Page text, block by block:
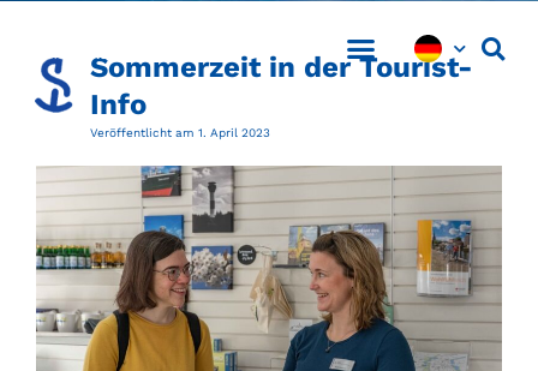
Sommerzeit in der Tourist-
Info
Veröffentlicht am 1. April 2023